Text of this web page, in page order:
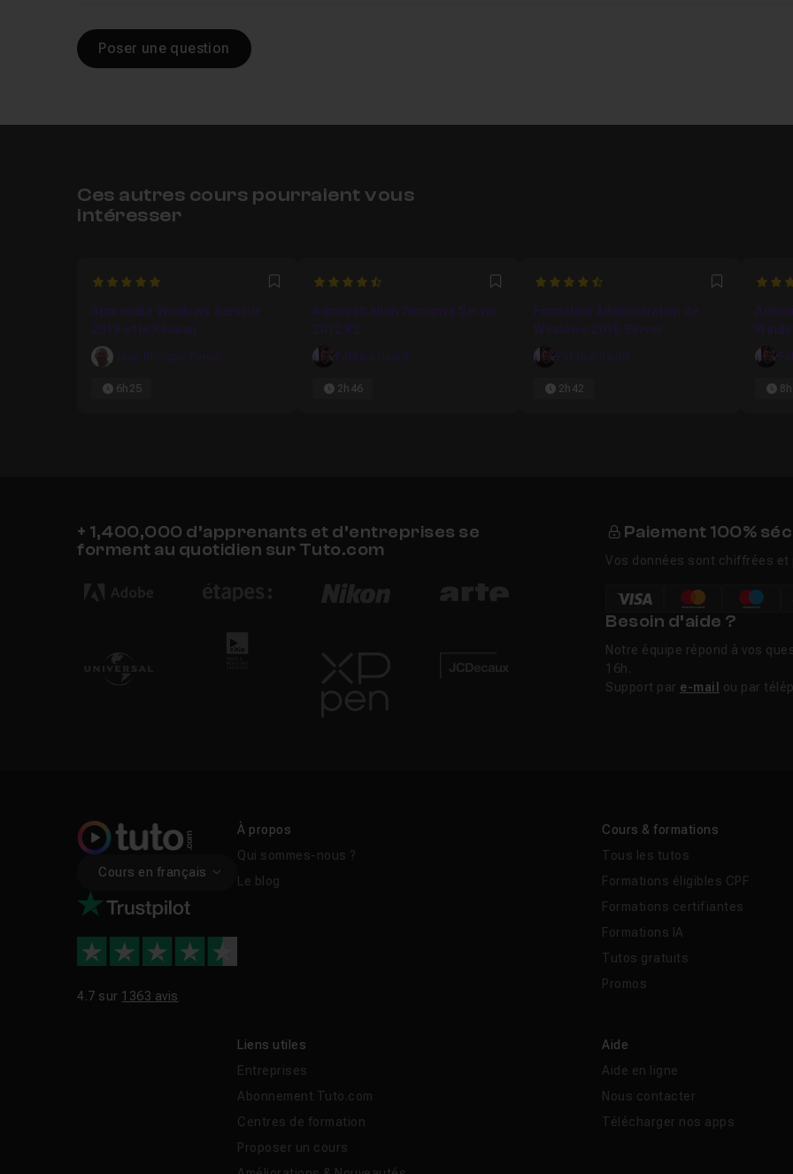
Poser une question
Ces autres cours pourraient vous
intéresser
5 Favori
Apprendre Windows Serveur
2019 et le Réseau
Jean Philippe Parein
6h25
4.75 Favori
Administration Windows Server
2012 R2
Fabrice David
2h46
4.8421052631579 Favori
Formation Administration de
Windows 2016 Server
Fabrice David
2h42
4.8
CSD,
+ 1,400,000 d’apprenants et d’entreprises se
forment au quotidien sur Tuto.com
Paiement 100%
Vos données sont chiffrées
Besoin d’aide ?
Notre équipe répond à vos
16h.
Support par e-mail ou par
Cours en français
4.7 sur 1363 avis
À propos
Qui sommes-nous ?
Le blog
Cours & formations
Tous les tutos
Formations éligibles CPF
Formations certifiantes
Formations IA
Tutos gratuits
Promos
Liens utiles
Entreprises
Abonnement Tuto.com
Centres de formation
Proposer un cours
Aide
Aide en ligne
Nous contacter
Télécharger nos apps